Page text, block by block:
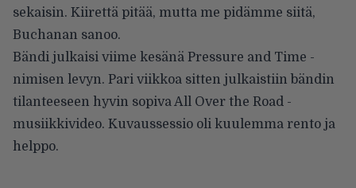
sekaisin. Kiirettä pitää, mutta me pidämme siitä,
Buchanan sanoo.
Bändi julkaisi viime kesänä Pressure and Time -
nimisen levyn. Pari viikkoa sitten julkaistiin bändin
tilanteeseen hyvin sopiva All Over the Road -
musiikkivideo. Kuvaussessio oli kuulemma rento ja
helppo.